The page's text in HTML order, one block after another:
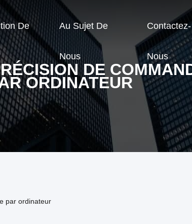
De Au Sujet De
Nous
Contactez-
Nous
DE
ORDINATEUR
par ordinateur